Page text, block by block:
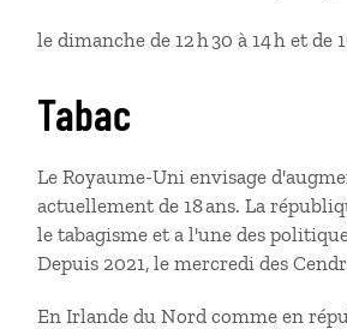
le dimanche de 12 h 30 à 14 h et de
Tabac
Le Royaume-Uni envisage
actuellement de 18 ans. La
le tabagisme et a l'une des
Depuis 2021, le mercredi des
En Irlande du Nord comme en